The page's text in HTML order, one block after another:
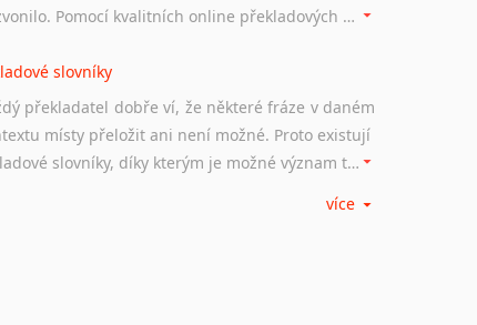
odzvonilo. Pomocí kvalitních online překladových slovníků již nemusíte únavně listovat alfabetickým schématem uspořádání, stačí napsat vstupní frázi a dřív, než řeknete švec, vyskočí vám hledaný výraz.
slovníky
překladatel dobře ví, že některé fráze v daném
místy přeložit ani není možné. Proto existují
výkladové slovníky, díky kterým je možné význam takovýchto frází rozklíčovat.
více